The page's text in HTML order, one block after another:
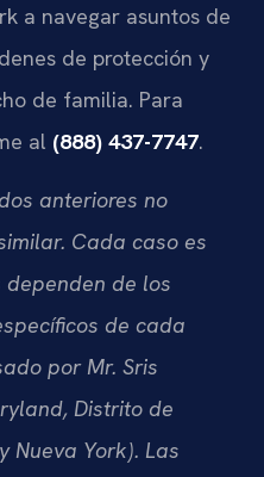
a navegar asuntos de
de protección y
de familia. Para
al (888) 437-7747.
anteriores no
Cada caso es
de los
de cada
por Mr. Sris
Distrito de
Nueva York). Las